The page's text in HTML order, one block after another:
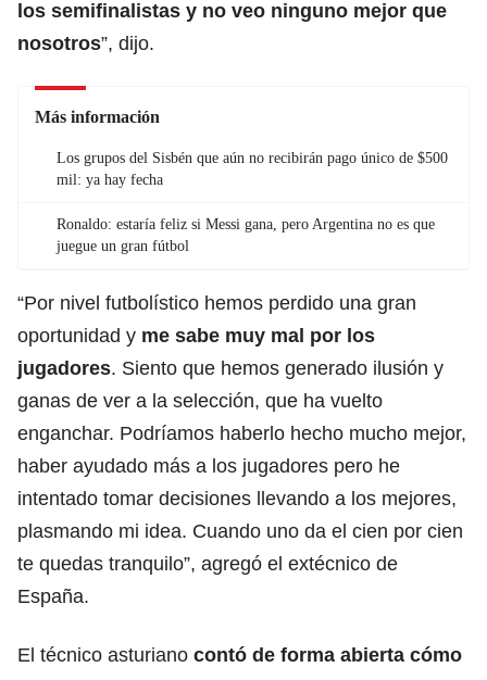
los semifinalistas y no veo ninguno mejor que
nosotros”, dijo.
Más información
Los grupos del Sisbén que aún no recibirán pago único de $500
mil: ya hay fecha
Ronaldo: estaría feliz si Messi gana, pero Argentina no es que
juegue un gran fútbol
“Por nivel futbolístico hemos perdido una gran
oportunidad y me sabe muy mal por los
jugadores. Siento que hemos generado ilusión y
ganas de ver a la selección, que ha vuelto
enganchar. Podríamos haberlo hecho mucho mejor,
haber ayudado más a los jugadores pero he
intentado tomar decisiones llevando a los mejores,
plasmando mi idea. Cuando uno da el cien por cien
te quedas tranquilo”, agregó el extécnico de
España.
El técnico asturiano contó de forma abierta cómo